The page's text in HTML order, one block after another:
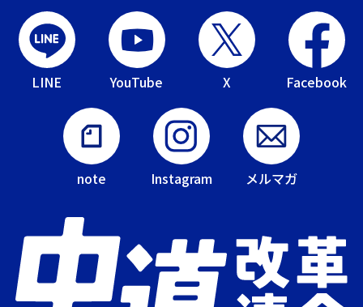
LINE YouTube X Facebook
note Instagram メルマガ